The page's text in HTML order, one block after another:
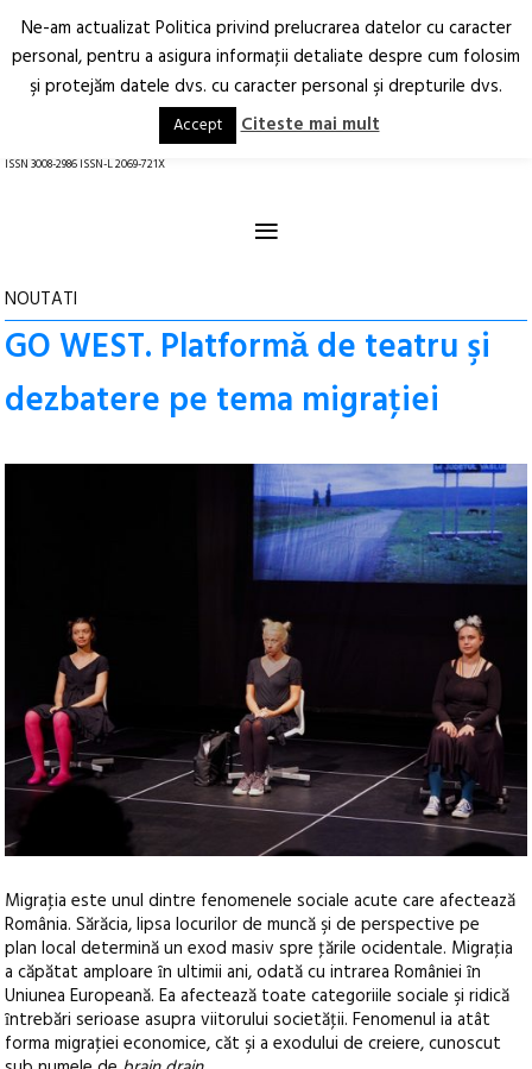
Arhitectură.
Oraș.
RO EN
ISSN 3008-2986 ISSN-L 2069-721X
≡
NOUTATI
GO WEST. Platformӑ de teatru şi
dezbatere pe tema migraţiei
Migraţia este unul dintre fenomenele sociale acute care afectează
România. Sărăcia, lipsa locurilor de muncă şi de perspective pe
plan local determină un exod masiv spre ţările ocidentale. Migraţia
a căpătat amploare ȋn ultimii ani, odată cu intrarea României ȋn
Uniunea Europeană. Ea afectează toate categoriile sociale şi ridică
ȋntrebări serioase asupra viitorului societăţii. Fenomenul ia atât
forma migraţiei economice, căt şi a exodului de creiere, cunoscut
Ne-am actualizat Politica privind prelucrarea datelor cu caracter
personal, pentru a asigura informaţii detaliate despre cum folosim
şi protejăm datele dvs. cu caracter personal şi drepturile dvs.
Accept Citeste mai mult